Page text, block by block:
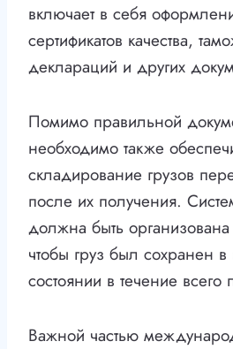
включает в себя
сертификатов качества,
деклараций и других
Помимо правильной
необходимо также
складирование грузов
после их получения.
должна быть
чтобы груз был сохранен
состоянии в течение всего
Важной частью